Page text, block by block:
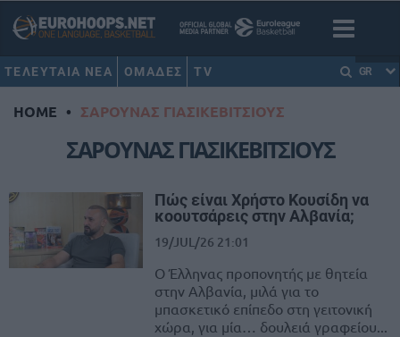
ΤΕΛΕΥΤΑΙΑ ΝΕΑ ΟΜΑΔΕΣ TV GR
HOME • ΣΑΡΟΥΝΑΣ ΓΙΑΣΙΚΕΒΙΤΣΙΟΥΣ
ΣΑΡΟΥΝΑΣ ΓΙΑΣΙΚΕΒΙΤΣΙΟΥΣ
Πώς είναι Χρήστο Κουσίδη να
κοουτσάρεις στην Αλβανία;
19/JUL/26 21:01
Ο Έλληνας προπονητής με θητεία
στην Αλβανία, μιλά για το
μπασκετικό επίπεδο στη γειτονική
χώρα, για μία… δουλειά γραφείου...